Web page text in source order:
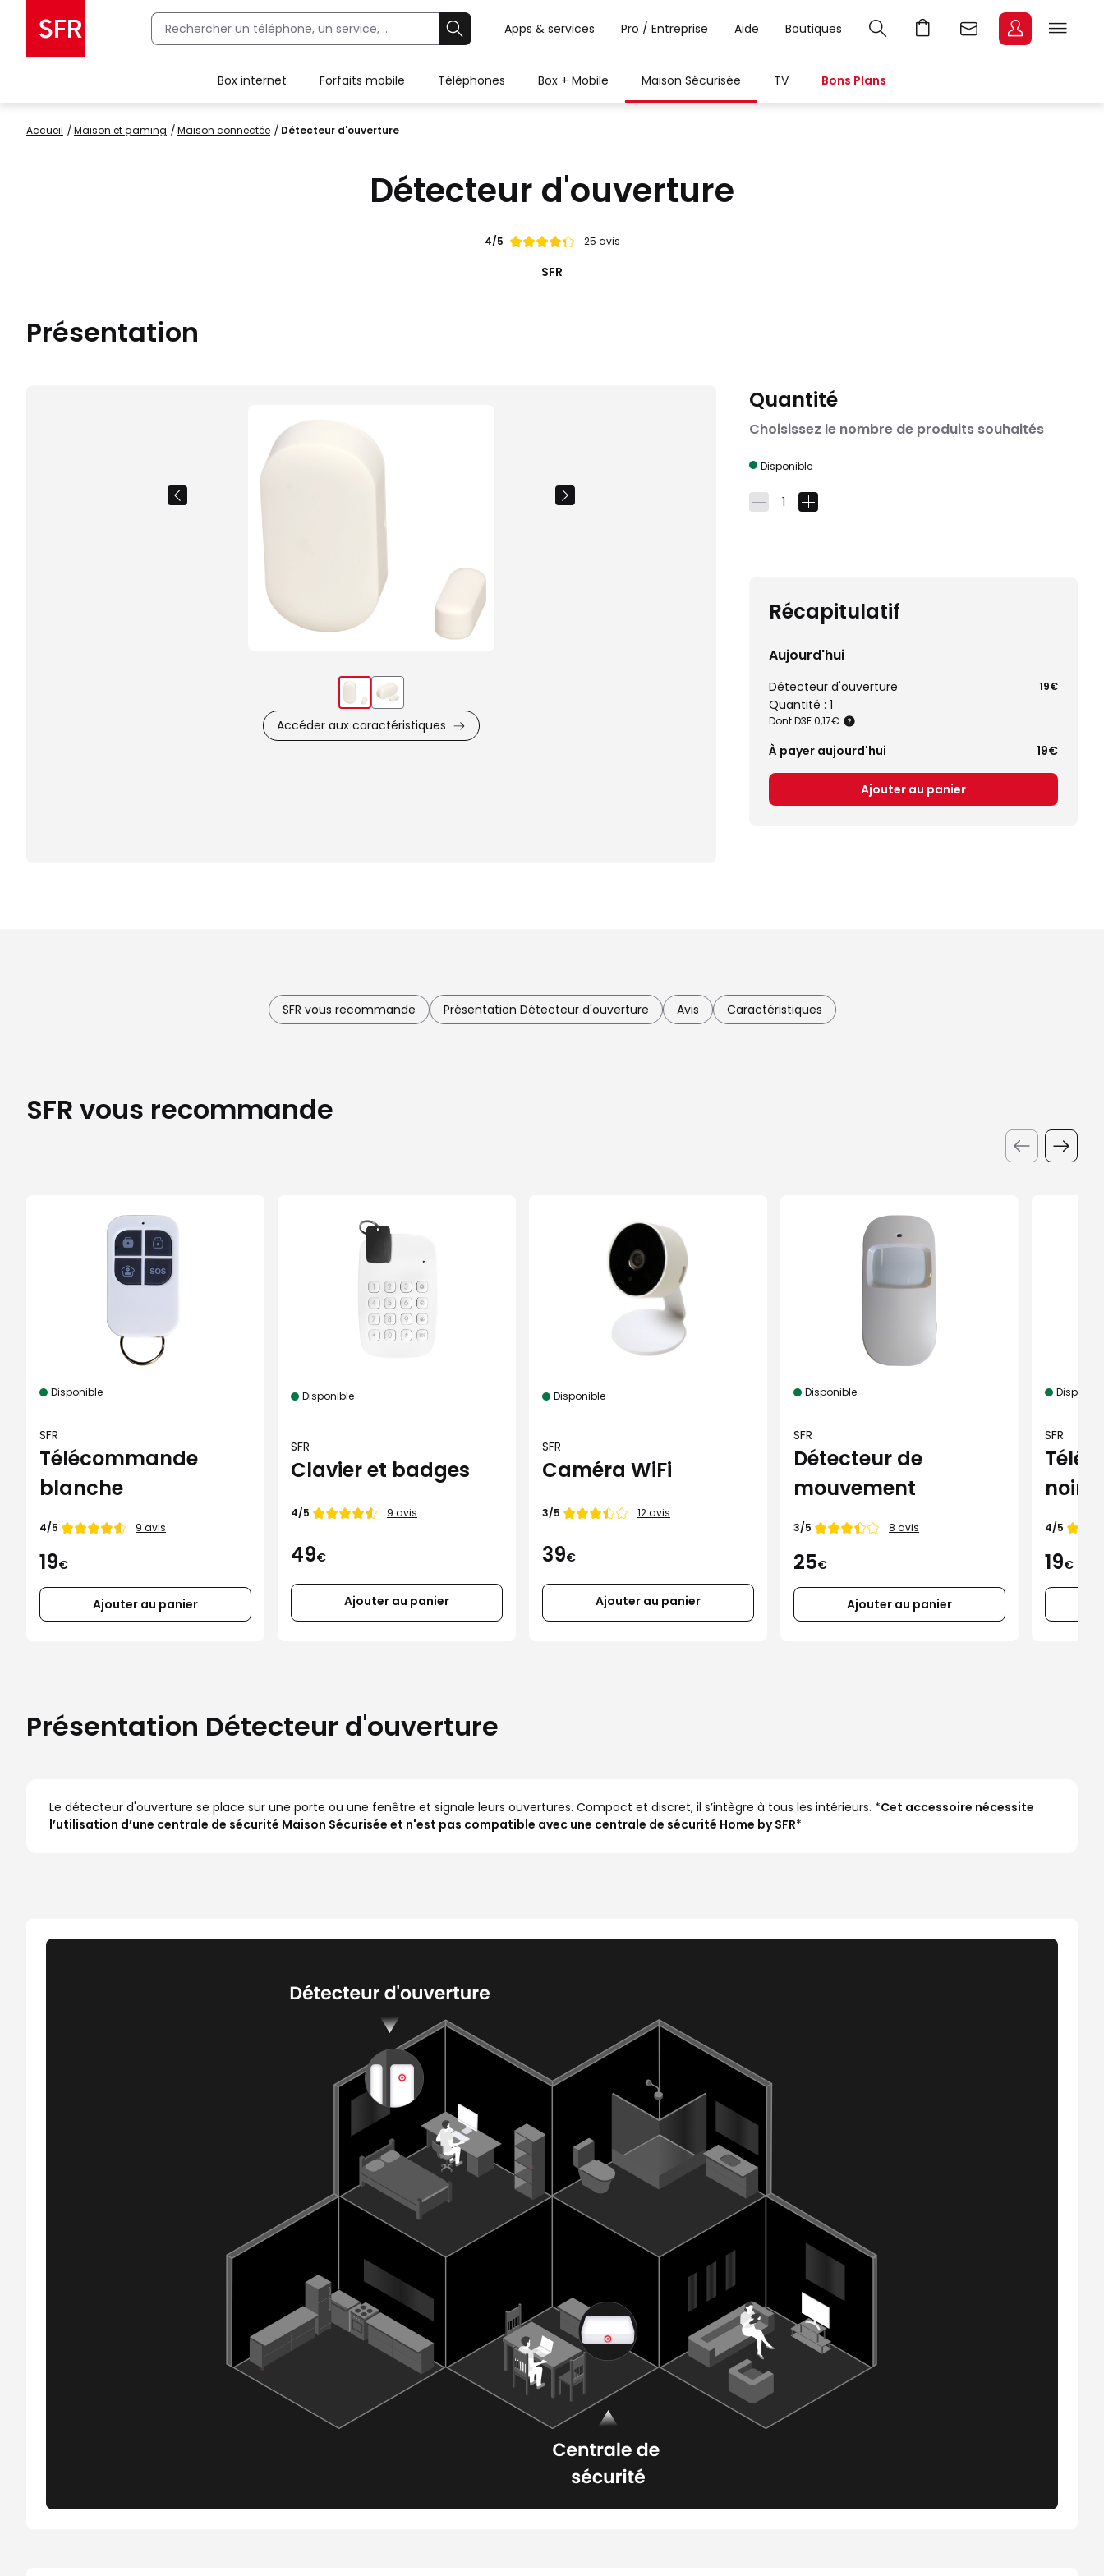
Apps & services Pro / Entreprise Aide Boutiques
Box internet Forfaits mobile Téléphones Box + Mobile Maison Sécurisée TV Bons Plans
Accueil maison et gaming maison connectée Détecteur d'ouverture
Détecteur d'ouverture
Note
4/5 25 avis
SFR
Présentation
produit
Accéder aux caractéristiques
Quantité
Choisissez le nombre de produits souhaités
Disponible
- 1 +
Récapitulatif
Aujourd'hui
Détecteur d'ouverture
Quantité : 1
Dont D3E 0,17€
19€
À payer aujourd'hui 19€
Ajouter au panier
SFR vous recommande Présentation Détecteur d'ouverture Avis Caractéristiques
SFR vous recommande
Disponible
SFR
Télécommande
blanche
Note de
4/5 9 avis
19€
Ajouter au panier
Disponible
SFR
Clavier et badges
Note de
4/5 9 avis
49€
Ajouter au panier
Disponible
SFR
Caméra WiFi
Note de
3/5 12 avis
39€
Ajouter au panier
Disponible
SFR
Détecteur de
mouvement
Note de
3/5 8 avis
25€
Ajouter au panier
SFR
noire
Note de
4/5
19€
Présentation Détecteur d'ouverture
Le détecteur d'ouverture se place sur une porte ou une fenêtre et signale leurs ouvertures. Compact et discret, il s’intègre à tous les intérieurs. *Cet accessoire nécessite
l’utilisation d’une centrale de sécurité Maison Sécurisée et n'est pas compatible avec une centrale de sécurité Home by SFR*